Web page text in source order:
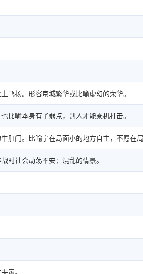
飞扬。形容京城繁华或比喻虚幻的荣华。
比喻本身有了弱点，别人才能乘机打击。
肛门。比喻宁在局面小的地方自主，不愿在
时社会动荡不安；混乱的情景。
家。